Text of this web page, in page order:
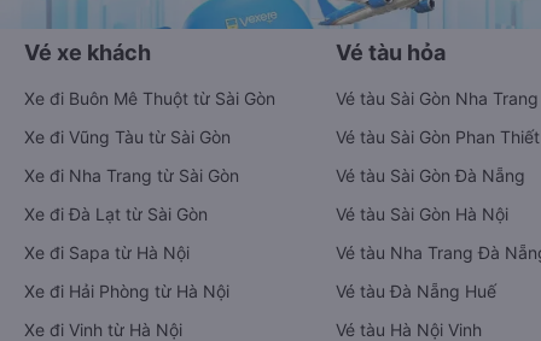
Vé xe khách
Xe đi Buôn Mê Thuột từ Sài Gòn
Xe đi Vũng Tàu từ Sài Gòn
Xe đi Nha Trang từ Sài Gòn
Xe đi Đà Lạt từ Sài Gòn
Xe đi Sapa từ Hà Nội
Xe đi Hải Phòng từ Hà Nội
Xe đi Vinh từ Hà Nội
Vé tàu hỏa
Vé tàu Sài Gòn Nha Trang
Vé tàu Sài Gòn Phan Thiết
Vé tàu Sài Gòn Đà Nẵng
Vé tàu Sài Gòn Hà Nội
Vé tàu Nha Trang Đà
Vé tàu Đà Nẵng Huế
Vé tàu Hà Nội Vinh